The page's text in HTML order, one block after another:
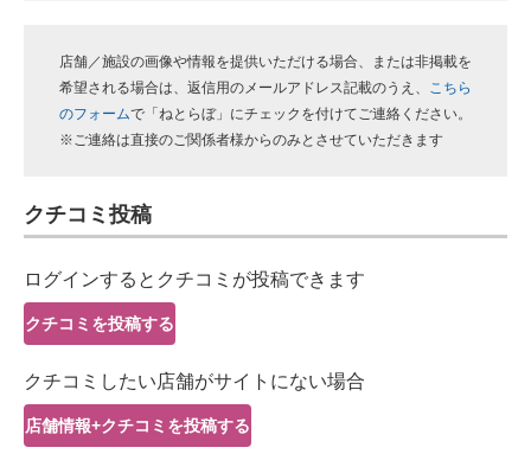
企業ITのトレンドを詳説
経営リーダーのコミュニティ
ITエンジニア向け専門サイト
企業向けIT製品の総合サイト
IT製品の技術・比較・事例
製造業のIT導入・活用を支援
店舗／施設の画像や情報を提供いただける場合、または非掲載を
希望される場合は、返信用のメールアドレス記載のうえ、
こちら
のフォームで「ねとらぼ」にチェックを付けてご連絡ください。
※ご連絡は直接のご関係者様からのみとさせていただきます
クチコミ投稿
ログインするとクチコミが投稿できます
クチコミを投稿する
クチコミしたい店舗がサイトにない場合
店舗情報+クチコミを投稿する